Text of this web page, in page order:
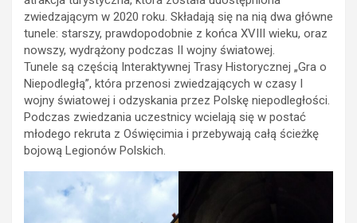
zwiedzającym w 2020 roku. Składają się na nią dwa główne
tunele: starszy, prawdopodobnie z końca XVIII wieku, oraz
nowszy, wydrążony podczas II wojny światowej.
Tunele są częścią Interaktywnej Trasy Historycznej „Gra o
Niepodległą”, która przenosi zwiedzających w czasy I
wojny światowej i odzyskania przez Polskę niepodległości.
Podczas zwiedzania uczestnicy wcielają się w postać
młodego rekruta z Oświęcimia i przebywają całą ścieżkę
bojową Legionów Polskich.